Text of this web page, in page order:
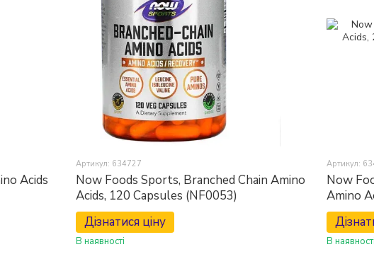
Acids
Артикул: 634727
Now Foods Sports, Branched Chain Amino
Acids, 120 Capsules (NF0053)
Дізнатися ціну
В наявності
Артикул:
Now
Amino
В наявності